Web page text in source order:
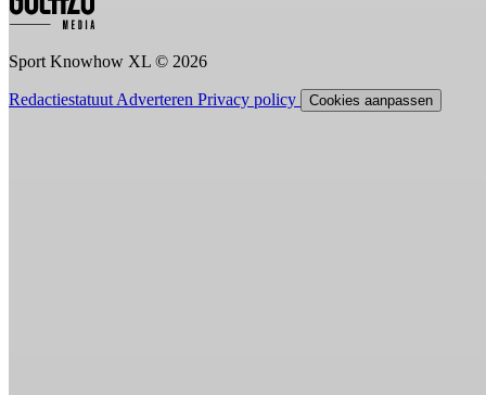
Sport Knowhow XL © 2026
Redactiestatuut Adverteren Privacy policy Cookies aanpassen